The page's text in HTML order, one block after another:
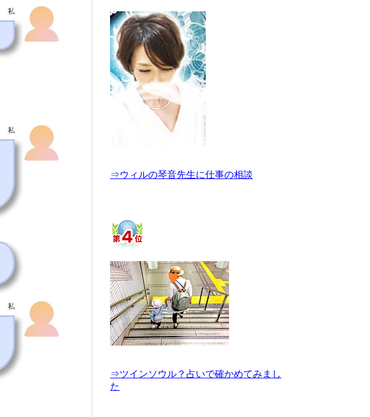
私
私
私
⇒ウィルの琴音先生に仕事の相談
⇒ツインソウル？占いで確かめてみまし
た